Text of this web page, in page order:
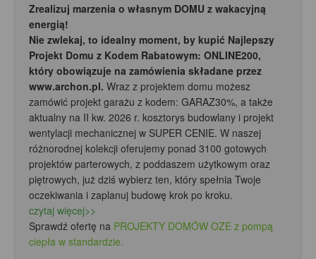
Zrealizuj marzenia o własnym DOMU z wakacyjną
energią!
Nie zwlekaj, to idealny moment, by kupić Najlepszy
Projekt Domu z Kodem Rabatowym: ONLINE200,
który obowiązuje na zamówienia składane przez
www.archon.pl. Wraz z projektem domu możesz
zamówić projekt garażu z kodem: GARAZ30%, a także
aktualny na II kw. 2026 r. kosztorys budowlany i projekt
wentylacji mechanicznej w SUPER CENIE. W naszej
różnorodnej kolekcji oferujemy ponad 3100 gotowych
projektów parterowych, z poddaszem użytkowym oraz
piętrowych, już dziś wybierz ten, który spełnia Twoje
oczekiwania i zaplanuj budowę krok po kroku.
czytaj więcej>>
Sprawdź ofertę na PROJEKTY DOMÓW OZE z pompą
ciepła w standardzie.